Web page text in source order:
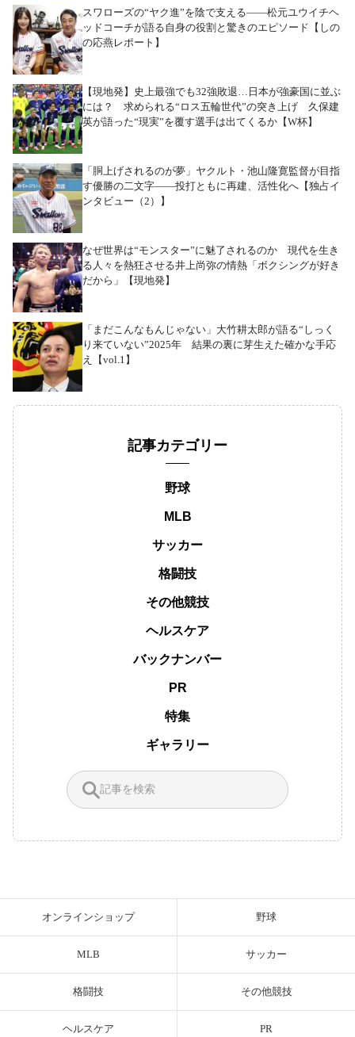
スワローズの“ヤク進”を陰で支える――松元ユウイチヘ
ッドコーチが語る自身の役割と驚きのエピソード【しの
の応燕レポート】
【現地発】史上最強でも32強敗退…日本が強豪国に並ぶ
には？ 求められる“ロス五輪世代”の突き上げ 久保建
英が語った“現実”を覆す選手は出てくるか【W杯】
「胴上げされるのが夢」ヤクルト・池山隆寛監督が目指
す優勝の二文字――投打ともに再建、活性化へ【独占イ
ンタビュー（2）】
なぜ世界は“モンスター”に魅了されるのか 現代を生き
る人々を熱狂させる井上尚弥の情熱「ボクシングが好き
だから」【現地発】
「まだこんなもんじゃない」大竹耕太郎が語る“しっく
り来ていない”2025年 結果の裏に芽生えた確かな手応
え【vol.1】
記事カテゴリー
野球
MLB
サッカー
格闘技
その他競技
ヘルスケア
バックナンバー
PR
特集
ギャラリー
オンラインショップ 野球
MLB サッカー
格闘技 その他競技
ヘルスケア PR